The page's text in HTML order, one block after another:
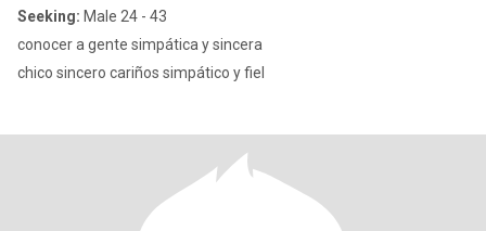
Seeking: Male 24 - 43
conocer a gente simpática y sincera
chico sincero cariños simpático y fiel